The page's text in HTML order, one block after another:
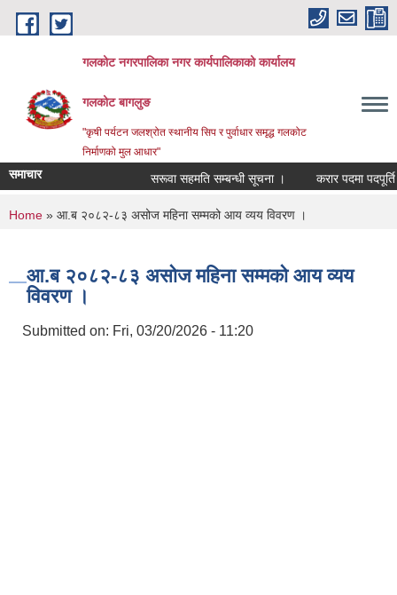
Skip to main content
गलकोट नगरपालिका नगर कार्यपालिकाको कार्यालय
गलकोट बागलुङ
"कृषी पर्यटन जलश्रोत स्थानीय सिप र पुर्वाधार समृद्ध गलकोट
निर्माणको मुल आधार"
समाचार सरूवा सहमति सम्बन्धी सूचना । करार पदमा पदपूर्ति
You are here
Home » आ.ब २०८२-८३ असोज महिना सम्मको आय व्यय विवरण ।
आ.ब २०८२-८३ असोज महिना सम्मको आय व्यय
विवरण ।
Submitted on: Fri, 03/20/2026 - 11:20